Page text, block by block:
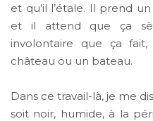
et qu’il l’étale. Il prend
et il attend que ça
involontaire que ça
château ou un bateau.
Dans ce travail-là, je me
soit noir, humide, à la